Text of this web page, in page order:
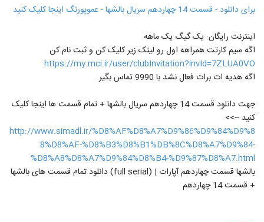
برای دانلود - قسمت 14 چهاردهم سریال بالشها - عموپورنگ اینجا کلیک کنید
اینترنت رایگان: یک گیگ یک ماهه
اگه سیم کارتت همراهه اول رو لینک زیر کلیک کن و ثبت نام کن
https://my.mci.ir/user/clubInvitation?invId=7ZLUA0VO
اگه هدیه ات برات فعال نشد با 9990 تماس بگیر
جهت دانلود قسمت 14 چهاردهم سریال بالشها + تمام قسمت ها اینجا کلیک
کنید -->>
http://www.simadl.ir/%D8%AF%D8%A7%D9%86%D9%84%D9%8
8%D8%AF-%D8%B3%D8%B1%DB%8C%D8%A7%D9%84-
%D8%A8%D8%A7%D9%84%D8%B4-%D9%87%D8%A7.html
بالشها قسمت چهاردهم آپارات | (full serial) دانلود تمام قسمت های بالشها
+ قسمت 14 چهاردهم